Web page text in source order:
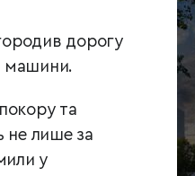
дорогу
машини.
та
не лише за
у